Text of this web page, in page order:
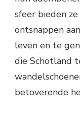
sfeer bieden
ontsnappen
leven en te
die Schotland
betoverende